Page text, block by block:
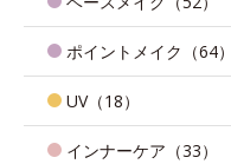
ポイントメイク（64）
UV（18）
インナーケア（33）